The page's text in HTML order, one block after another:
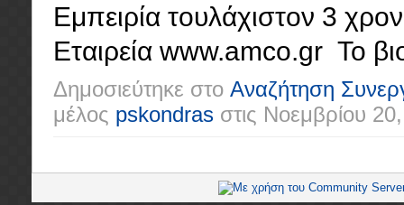
Εμπειρία τουλάχιστον 3
Εταιρεία www.amco.gr Το
Δημοσιεύτηκε στο Αναζήτηση
μέλος pskondras στις Νοεμβρίου